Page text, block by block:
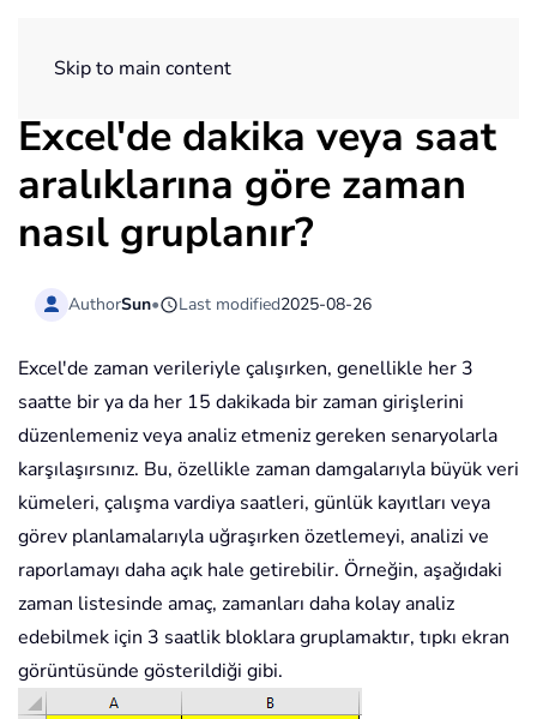
Skip to main content
Excel'de dakika veya saat
aralıklarına göre zaman
nasıl gruplanır?
AuthorSun• Last modified2025-08-26
Excel'de zaman verileriyle çalışırken, genellikle her 3
saatte bir ya da her 15 dakikada bir zaman girişlerini
düzenlemeniz veya analiz etmeniz gereken senaryolarla
karşılaşırsınız. Bu, özellikle zaman damgalarıyla büyük veri
kümeleri, çalışma vardiya saatleri, günlük kayıtları veya
görev planlamalarıyla uğraşırken özetlemeyi, analizi ve
raporlamayı daha açık hale getirebilir. Örneğin, aşağıdaki
zaman listesinde amaç, zamanları daha kolay analiz
edebilmek için 3 saatlik bloklara gruplamaktır, tıpkı ekran
görüntüsünde gösterildiği gibi.